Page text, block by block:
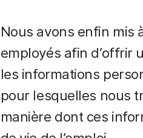
Nous avons enfin mis
employés afin d’offrir
les informations
pour lesquelles nous
manière dont ces